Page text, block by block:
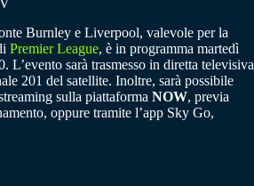
Burnley e Liverpool, valevole per la
Premier League, è in programma martedì
L’evento sarà trasmesso in diretta televisiva
201 del satellite. Inoltre, sarà possibile
sulla piattaforma NOW, previa
oppure tramite l’app Sky Go,